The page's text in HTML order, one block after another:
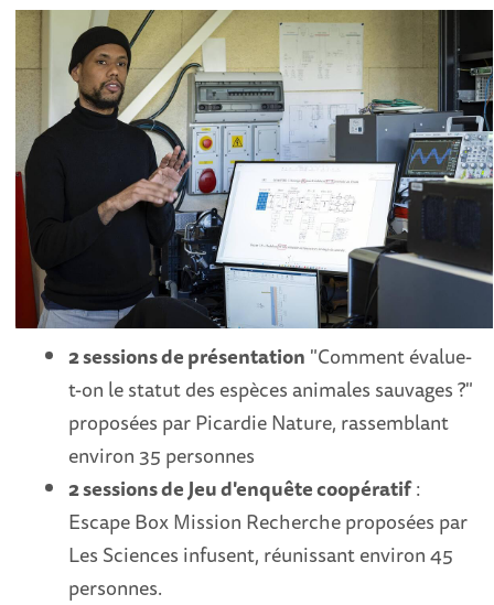
2 sessions de présentation "Comment évalue-
t-on le statut des espèces animales sauvages ?"
proposées par Picardie Nature, rassemblant
environ 35 personnes
2 sessions de Jeu d'enquête coopératif:
Escape Box Mission Recherche proposées par
Les Sciences infusent, réunissant environ 45
personnes.